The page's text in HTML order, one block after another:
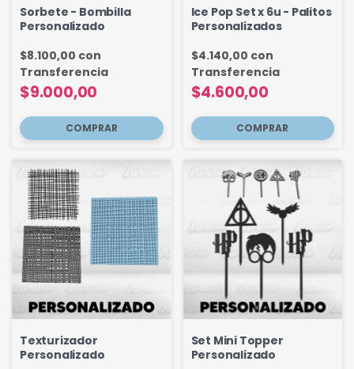
Sorbete - Bombilla
Personalizado
$9.000,00
$8.100,00 con
Transferencia
COMPRAR
Ice Pop Set x 6u - Palitos
Personalizados
$4.600,00
$4.140,00 con
Transferencia
Texturizador
Personalizado
Set Mini Topper
Personalizado